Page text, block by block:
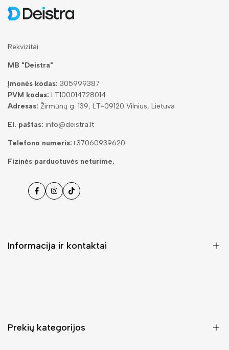
Rekvizitai
MB "Deistra"
Įmonės kodas: 305999387
PVM kodas: LT100014728014
Adresas: Žirmūnų g. 139, LT-09120 Vilnius, Lietuva
El. paštas: info@deistra.lt
Telefono numeris:+37060939620
Fizinės parduotuvės neturime.
FacebookInstagramas
Tiktok
Informacija ir kontaktai
Prekių kategorijos